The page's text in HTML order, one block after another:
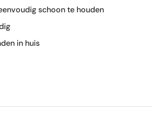
schoon te houden
in huis